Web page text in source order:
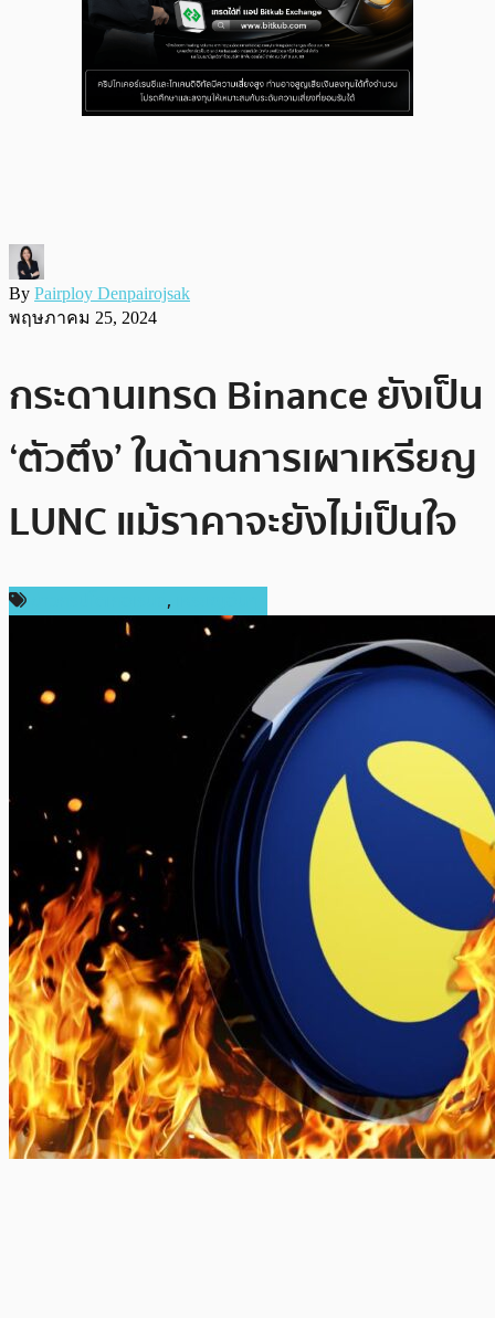
By Pairploy Denpairojsak
พฤษภาคม 25, 2024
กระดานเทรด Binance ยังเป็น
‘ตัวตึง’ ในด้านการเผาเหรียญ
LUNC แม้ราคาจะยังไม่เป็นใจ
,